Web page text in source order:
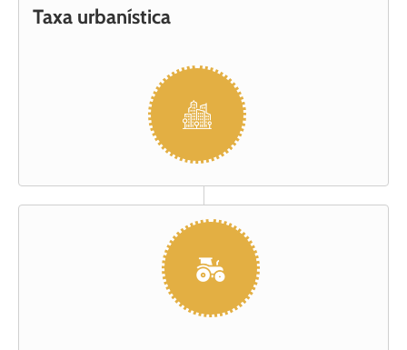
Taxa urbanística